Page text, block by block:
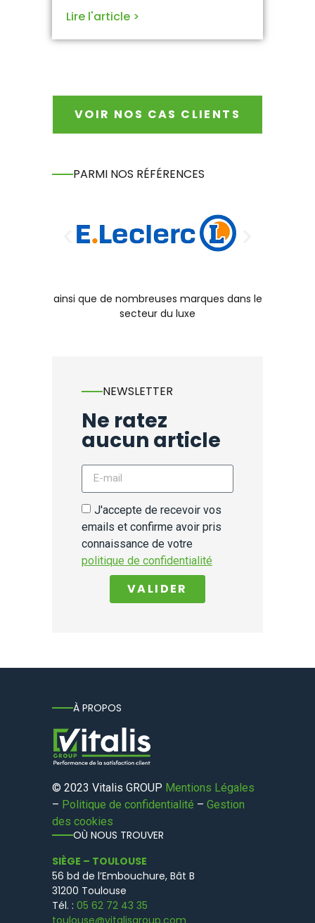
Lire l'article >
VOIR NOS CAS CLIENTS
PARMI NOS RÉFÉRENCES
ainsi que de nombreuses marques dans le
secteur du luxe
NEWSLETTER
Ne ratez
aucun article
J'accepte de recevoir vos
emails et confirme avoir pris
connaissance de votre
politique de confidentialité
VALIDER
À PROPOS
© 2023 Vitalis GROUP Mentions Légales
– Politique de confidentialité – Gestion
des cookies
OÙ NOUS TROUVER
SIÈGE – TOULOUSE
56 bd de l’Embouchure, Bât B
31200 Toulouse
Tél. : 05 62 72 43 35
toulouse@vitalisgroup.com